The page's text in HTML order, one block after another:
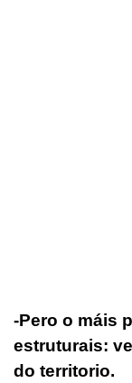
-Pero o máis
estruturais:
do territorio.